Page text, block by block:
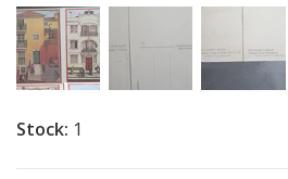
Stock: 1